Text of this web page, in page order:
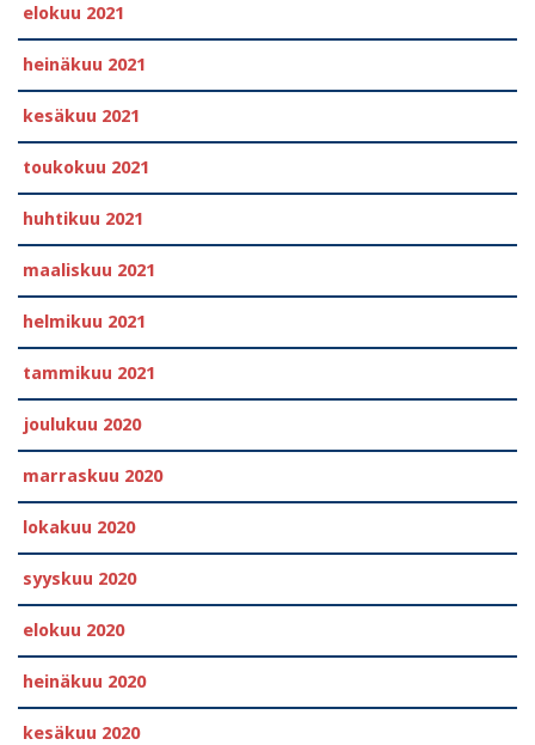
elokuu 2021
heinäkuu 2021
kesäkuu 2021
toukokuu 2021
huhtikuu 2021
maaliskuu 2021
helmikuu 2021
tammikuu 2021
joulukuu 2020
marraskuu 2020
lokakuu 2020
syyskuu 2020
elokuu 2020
heinäkuu 2020
kesäkuu 2020